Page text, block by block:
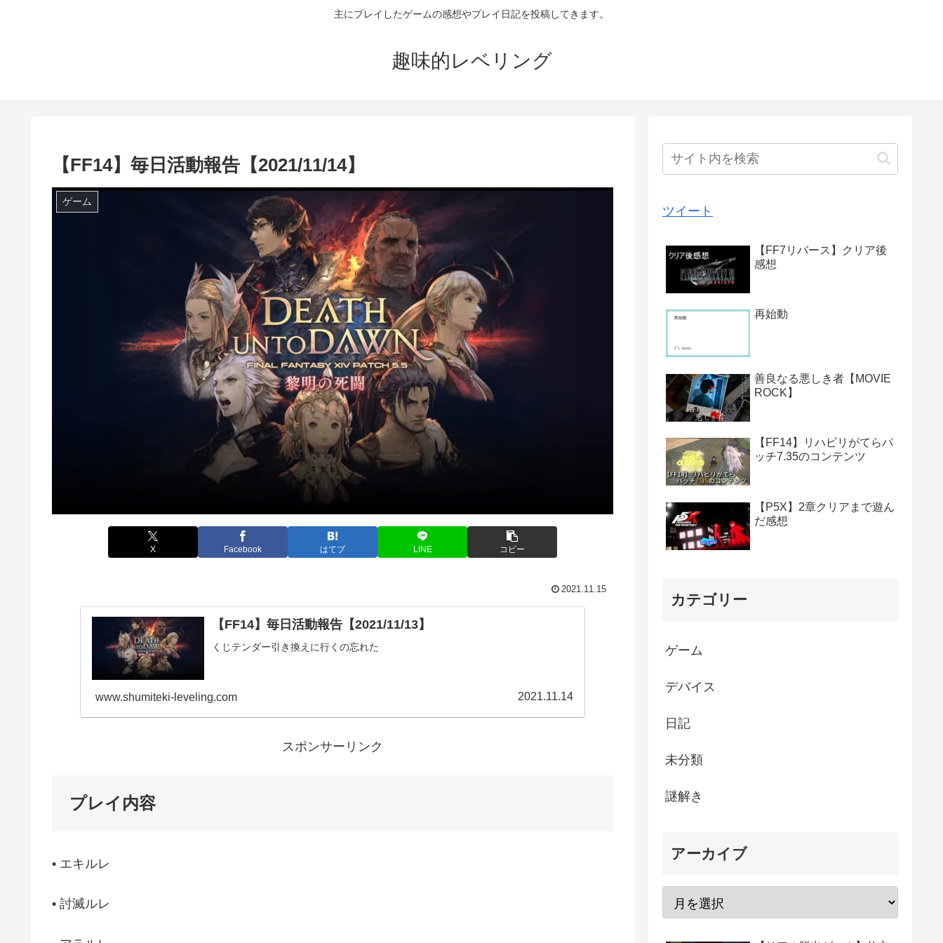
主にプレイしたゲームの感想やプレイ日記を投稿してきます。
趣味的レベリング
【FF14】毎日活動報告【2021/11/14】
ゲーム
X Facebook はてブ LINE コピー
2021.11.15
【FF14】毎日活動報告【2021/11/13】
くじテンダー引き換えに行くの忘れた
www.shumiteki-leveling.com 2021.11.14
スポンサーリンク
プレイ内容
• エキルレ
• 討滅ルレ
ツイート
【FF7リバース】クリア後
感想
再始動
善良なる悪しき者【MOVIE
ROCK】
【FF14】リハビリがてらパ
ッチ7.35のコンテンツ
【P5X】2章クリアまで遊ん
だ感想
カテゴリー
ゲーム
デバイス
日記
未分類
謎解き
アーカイブ